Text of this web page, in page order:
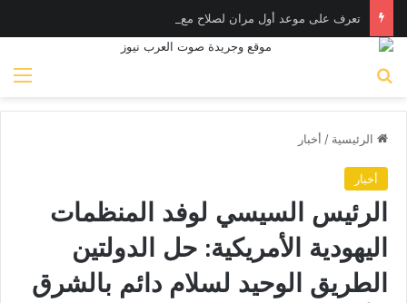
تعرف على موعد أول مران لصلاح مع طرابزون سبور
الرئيسية / أخبار
أخبار
الرئيس السيسي لوفد المنظمات
اليهودية الأمريكية: حل الدولتين
الطريق الوحيد لسلام دائم بالشرق